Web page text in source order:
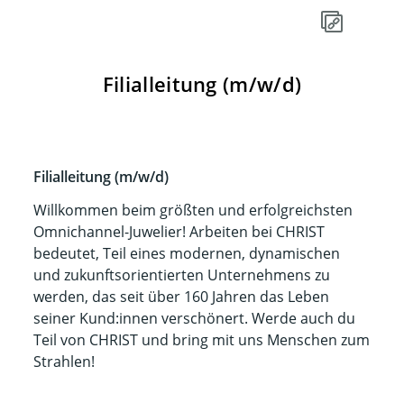
Filialleitung (m/w/d)
Filialleitung (m/w/d)
Willkommen beim größten und erfolgreichsten
Omnichannel-Juwelier! Arbeiten bei CHRIST
bedeutet, Teil eines modernen, dynamischen
und zukunftsorientierten Unternehmens zu
werden, das seit über 160 Jahren das Leben
seiner Kund:innen verschönert. Werde auch du
Teil von CHRIST und bring mit uns Menschen zum
Strahlen!​​